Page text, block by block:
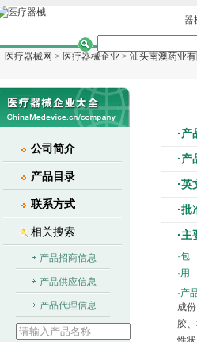
器
医疗器械网 > 医疗器械企业 > 汕头南澳药业有
·产
·产
·英
·批
·主
·
·
·产
成
胶、
公司简介
产品目录
联系方式
相关搜索
产品招商信息
产品供应信息
产品代理信息